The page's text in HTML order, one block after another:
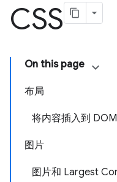
CSS
On this page
布局
将内容插入到
图片
图片和 Largest